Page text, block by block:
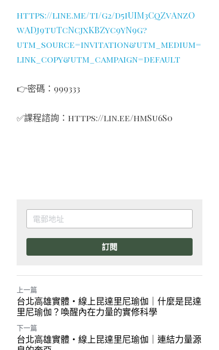
https://line.me/ti/g2/d5iUIM3CqZvAnzO
wADj9tuTcNcjxKBZyc9yN9g?
utm_source=invitation&utm_medium=
link_copy&utm_campaign=default
👉密碼：999333
✅課程諮詢： https://lin.ee/hmSu6S0
訂閱
上一篇
台北高雄實體・線上昆達里尼瑜伽｜什麼是昆達
里尼瑜伽？喚醒內在力量的實修科學
下一篇
台北高雄實體・線上昆達里尼瑜伽｜連結力量源